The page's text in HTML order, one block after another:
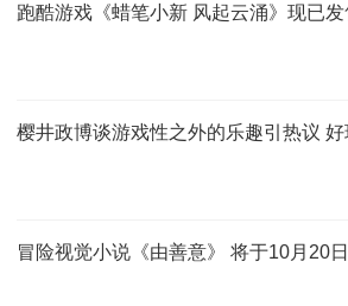
跑酷游戏《蜡笔小新 风起云涌》现已
樱井政博谈游戏性之外的乐趣引热议
冒险视觉小说《由善意》 将于10月20